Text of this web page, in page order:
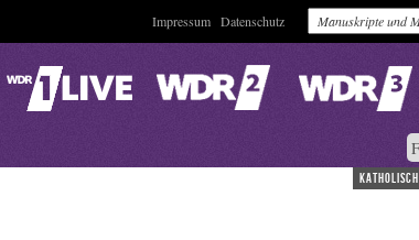
Impressum Datenschutz
katholisch